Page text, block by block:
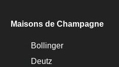
Maisons de Champagne
Bollinger
Deutz